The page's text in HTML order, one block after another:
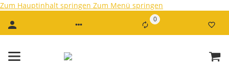
Zum Hauptinhalt springen Zum Menü springen
0